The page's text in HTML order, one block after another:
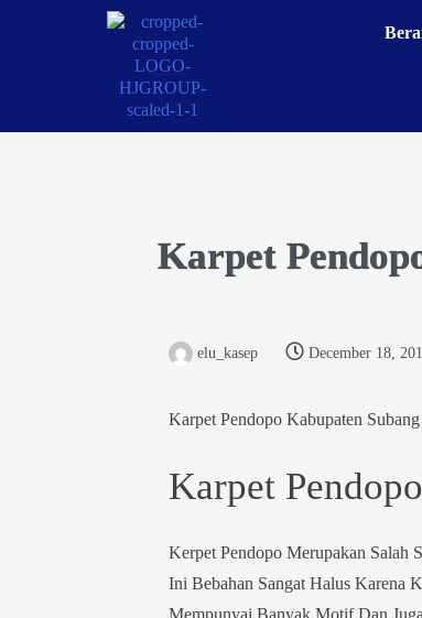
Karpet
elu_kasep December 18,
Karpet Pendopo Kabupaten Subang
Karpet
Kerpet Pendopo Merupakan Salah
Ini Bebahan Sangat Halus Karena
Mempunyai Banyak Motif Dan